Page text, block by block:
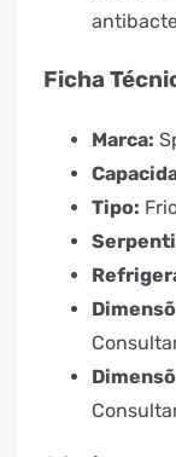
Ficha
Marca:
Tipo: